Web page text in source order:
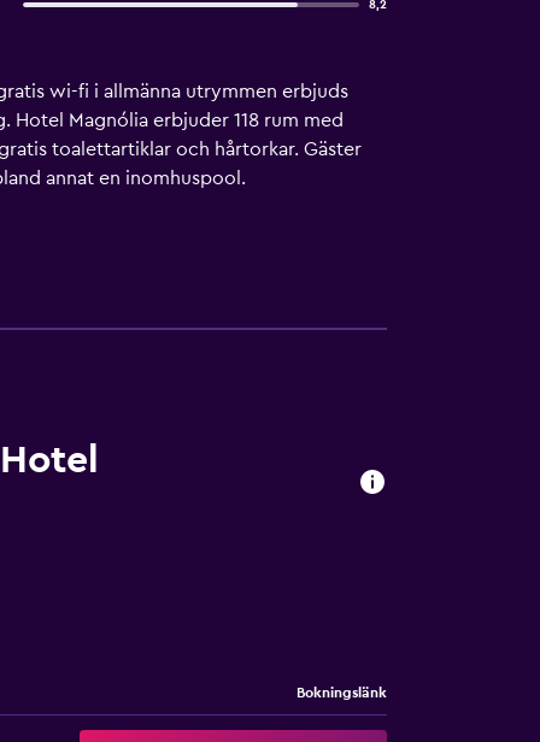
8,2
wi-fi i allmänna utrymmen erbjuds
Magnólia erbjuder 118 rum med
toalettartiklar och hårtorkar. Gäster
annat en inomhuspool.
Bokningslänk